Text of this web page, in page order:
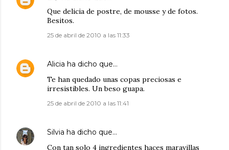
Que delicia de postre, de mousse y de fotos.
Besitos.
25 de abril de 2010 a las 11:33
Alicia ha dicho que…
Te han quedado unas copas preciosas e
irresistibles. Un beso guapa.
25 de abril de 2010 a las 11:41
Silvia ha dicho que…
Con tan solo 4 ingredientes haces maravillas